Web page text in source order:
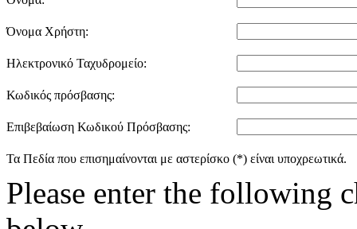
Όνομα Χρήστη:
Ηλεκτρονικό Ταχυδρομείο:
Κωδικός πρόσβασης:
Επιβεβαίωση Κωδικού Πρόσβασης:
Τα Πεδία που επισημαίνονται με αστερίσκο (*) είναι υποχρεωτικά.
Please enter the following